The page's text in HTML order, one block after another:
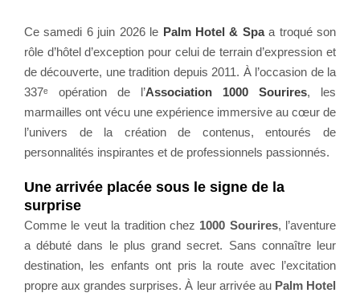
Ce samedi 6 juin 2026 le Palm Hotel & Spaa troqué son
rôle d’hôtel d’exception pour celui de terrain d’expression et
de découverte, une tradition depuis 2011. À l’occasion de la
337ᵉ opération de l’Association 1000 Sourires, les
marmailles ont vécu une expérience immersive au cœur de
l’univers de la création de contenus, entourés de
personnalités inspirantes et de professionnels passionnés.
Une arrivée placée sous le signe de la
surprise
Comme le veut la tradition chez 1000 Sourires, l’aventure
a débuté dans le plus grand secret. Sans connaître leur
destination, les enfants ont pris la route avec l’excitation
propre aux grandes surprises. À leur arrivée au Palm Hotel